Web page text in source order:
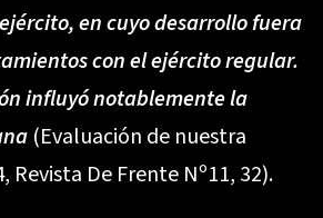
en cuyo desarrollo fuera
con el ejército regular.
influyó notablemente la
(Evaluación de nuestra
Revista De Frente Nº11, 32).